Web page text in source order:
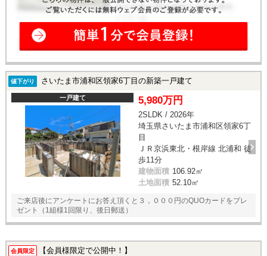
値下がり さいたま市浦和区領家6丁目の新築一戸建て
一戸建て 5,980万円
2SLDK / 2026年
埼玉県さいたま市浦和区領家6丁
目
ＪＲ京浜東北・根岸線 北浦和 徒
歩11分
建物面積 106.92㎡
土地面積 52.10㎡
ご来店後にアンケートにお答え頂くと３，０００円のQUOカードをプレ
ゼント（1組様1回限り、後日郵送）
会員限定 【会員様限定で公開中！】